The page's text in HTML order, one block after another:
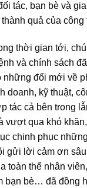
tác, bạn bè và
quả của công
thời gian tới,
và chính sách
những đổi mới về
doanh, kỹ thuật,
tác cả bên trong
vượt qua khó
chinh phục
gửi lời cảm ơn
toàn thể nhân
bạn bè… đã đồng